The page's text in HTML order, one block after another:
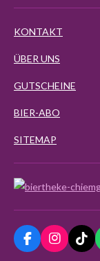
KONTAKT
ÜBER UNS
GUTSCHEINE
BIER-ABO
SITEMAP
F
a
I
n
T
i